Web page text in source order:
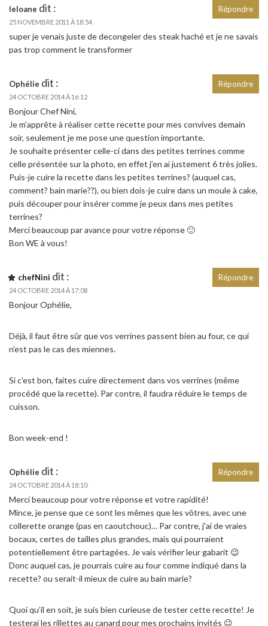
leloane dit :
25 NOVEMBRE 2011 À 18:54
super je venais juste de decongeler des steak haché et je ne savais
pas trop comment le transformer
Répondre
Ophélie dit :
24 OCTOBRE 2014 À 16:12
Bonjour Chef Nini,
Je m’apprête à réaliser cette recette pour mes convives demain
soir, seulement je me pose une question importante.
Je souhaite présenter celle-ci dans des petites terrines comme
celle présentée sur la photo, en effet j’en ai justement 6 très jolies.
Puis-je cuire la recette dans les petites terrines? (auquel cas,
comment? bain marie??), ou bien dois-je cuire dans un moule à cake,
puis découper pour insérer comme je peux dans mes petites
terrines?
Merci beaucoup par avance pour votre réponse 🙂
Bon WE à vous!
Répondre
chefNini dit :
24 OCTOBRE 2014 À 17:08
Bonjour Ophélie,
Déjà, il faut être sûr que vos verrines passent bien au four, ce qui
n’est pas le cas des miennes.
Si c’est bon, faites cuire directement dans vos verrines (même
procédé que la recette). Par contre, il faudra réduire le temps de
cuisson.
Bon week-end !
Répondre
Ophélie dit :
24 OCTOBRE 2014 À 18:10
Merci beaucoup pour votre réponse et votre rapidité!
Mince, je pense que ce sont les mêmes que les vôtres, avec une
collerette orange (pas en caoutchouc)… Par contre, j’ai de vraies
bocaux, certes de tailles plus grandes, mais qui pourraient
potentiellement être partagées. Je vais vérifier leur gabarit 😉
Donc auquel cas, je pourrais cuire au four comme indiqué dans la
recette? ou serait-il mieux de cuire au bain marie?
Quoi qu’il en soit, je suis bien curieuse de tester cette recette! Je
testerai les rillettes au canard pour mes prochains invités 😉
Répondre